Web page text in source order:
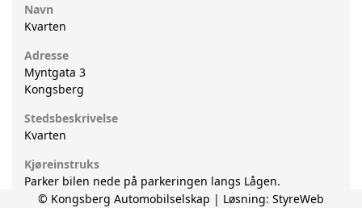
Navn
Kvarten
Adresse
Myntgata 3
Kongsberg
Stedsbeskrivelse
Kvarten
Kjøreinstruks
Parker bilen nede på parkeringen langs Lågen.
© Kongsberg Automobilselskap | Løsning: StyreWeb